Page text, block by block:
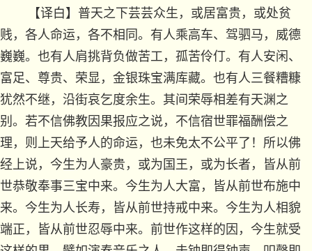
【译白】普天之下芸芸众生，或居富贵，或处贫
贱，各人命运，各不相同。有人乘高车、驾驷马，威德
巍巍。也有人肩挑背负做苦工，孤苦伶仃。有人安闲、
富足、尊贵、荣显，金银珠宝满库藏。也有人三餐糟糠
犹然不继，沿街哀乞度余生。其间荣辱相差有天渊之
别。若不信佛教因果报应之说，不信宿世罪福酬偿之
理，则上天给予人的命运，也未免太不公平了！所以佛
经上说，今生为人豪贵，或为国王，或为长者，皆从前
世恭敬奉事三宝中来。今生为人大富，皆从前世布施中
来。今生为人长寿，皆从前世持戒中来。今生为人相貌
端正，皆从前世忍辱中来。前世作这样的因，今生就受